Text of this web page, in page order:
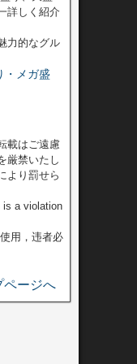
詳しく紹介
力的なグル
・メガ盛
載はご遠慮
厳禁いたし
より罰せら
is a violation
用，违者必
ページへ